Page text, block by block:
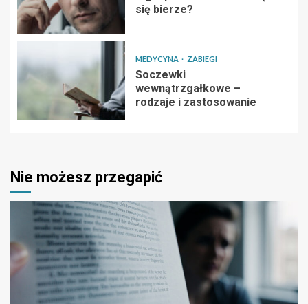
się bierze?
MEDYCYNA ZABIEGI
Soczewki
wewnątrzgałkowe –
rodzaje i zastosowanie
Nie możesz przegapić